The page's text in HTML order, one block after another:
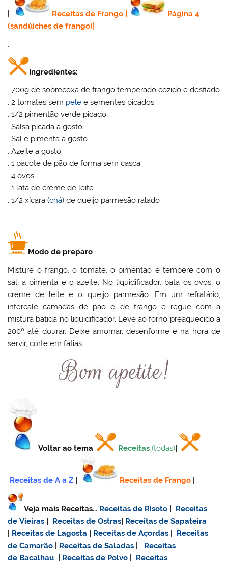
Receitas de Frango
Página 4
(sandúiches de frango)
Ingredientes:
. 700g de sobrecoxa de frango temperado cozido e desfiado
. 2 tomates sem pele e sementes picados
. 1/2 pimentão verde picado
. Salsa picada a gosto
. Sal e pimenta a gosto
. Azeite a gosto
. 1 pacote de pão de forma sem casca
. 4 ovos
. 1 lata de creme de leite
. 1/2 xícara (chá) de queijo parmesão ralado
Modo de preparo
Misture o frango, o tomate, o pimentão e tempere com o
sal, a pimenta e o azeite. No liquidificador, bata os ovos, o
creme de leite e o queijo parmesão. Em um refratário,
intercale camadas de pão e de frango e regue com a
mistura batida no liquidificador. Leve ao forno preaquecido a
200º até dourar. Deixe amornar, desenforme e na hora de
servir, corte em fatias.
Voltar ao tema: Receitas (todas)
Receitas de A a Z Receitas de Frango
Veja mais Receitas… Receitas de Risoto
Receitas
de Vieiras
Receitas de Ostras Receitas de Sapateira
Receitas de Lagosta Receitas de Açordas
Receitas
de Camarão
Receitas de Saladas
Receitas
de Bacalhau
Receitas de Polvo
Receitas